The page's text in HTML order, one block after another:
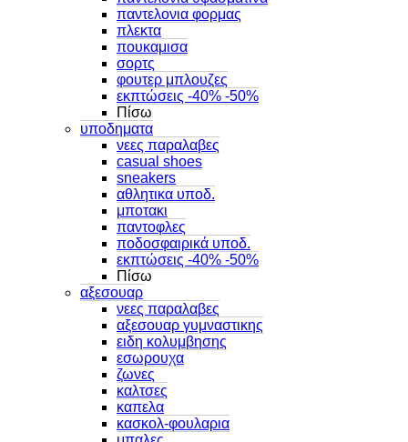
παντελονια φορμας
πλεκτα
πουκαμισα
σορτς
φουτερ μπλουζες
εκπτώσεις -40% -50%
Πίσω
υποδηματα
νεες παραλαβες
casual shoes
sneakers
αθλητικα υποδ.
μποτακι
παντοφλες
ποδοσφαιρικά υποδ.
εκπτώσεις -40% -50%
Πίσω
αξεσουαρ
νεες παραλαβες
αξεσουαρ γυμναστικης
ειδη κολυμβησης
εσωρουχα
ζωνες
καλτσες
καπελα
κασκολ-φουλαρια